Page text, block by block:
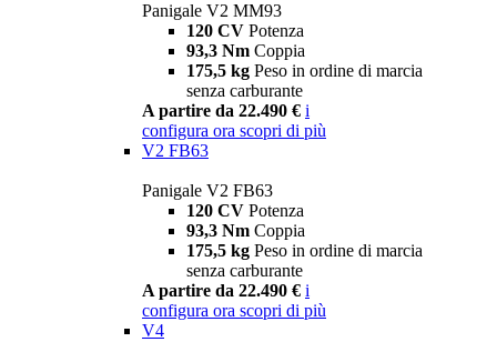
Panigale V2 MM93
120 CV Potenza
93,3 Nm Coppia
175,5 kg Peso in ordine di marcia
senza carburante
A partire da 22.490 € i
configura ora scopri di più
V2 FB63
Panigale V2 FB63
120 CV Potenza
93,3 Nm Coppia
175,5 kg Peso in ordine di marcia
senza carburante
A partire da 22.490 € i
configura ora scopri di più
V4